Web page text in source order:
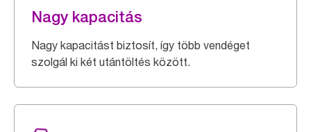
Nagy kapacitás
Nagy kapacitást biztosít, így több vendéget
szolgál ki két utántöltés között.